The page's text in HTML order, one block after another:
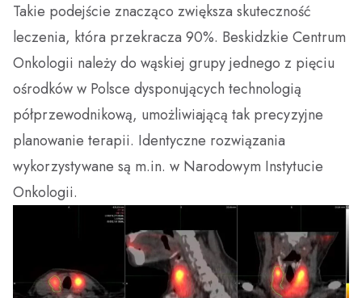
Takie podejście znacząco zwiększa skuteczność
leczenia, która przekracza 90%. Beskidzkie Centrum
Onkologii należy do wąskiej grupy jednego z pięciu
ośrodków w Polsce dysponujących technologią
półprzewodnikową, umożliwiającą tak precyzyjne
planowanie terapii. Identyczne rozwiązania
wykorzystywane są m.in. w Narodowym Instytucie
Onkologii.